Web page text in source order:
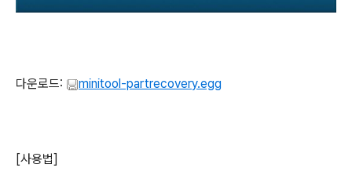
다운로드: minitool-partrecovery.egg
[사용법]